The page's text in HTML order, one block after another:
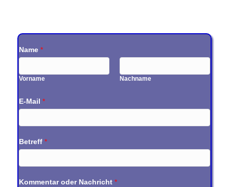
Name *
Vorname Nachname
E-Mail *
Betreff *
Kommentar oder Nachricht *